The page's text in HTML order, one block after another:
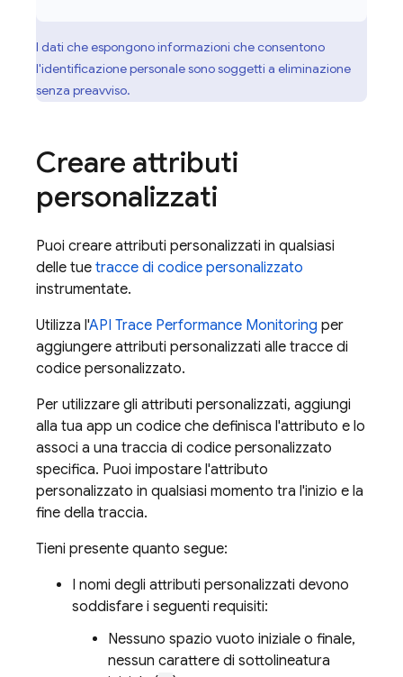
I dati che espongono informazioni che consentono
l'identificazione personale sono soggetti a eliminazione
senza preavviso.
Creare attributi
personalizzati
Puoi creare attributi personalizzati in qualsiasi
delle tue tracce di codice personalizzato
instrumentate.
Utilizza l'API Trace Performance Monitoring per
aggiungere attributi personalizzati alle tracce di
codice personalizzato.
Per utilizzare gli attributi personalizzati, aggiungi
alla tua app un codice che definisca l'attributo e lo
associ a una traccia di codice personalizzato
specifica. Puoi impostare l'attributo
personalizzato in qualsiasi momento tra l'inizio e la
fine della traccia.
Tieni presente quanto segue:
I nomi degli attributi personalizzati devono
soddisfare i seguenti requisiti:
Nessuno spazio vuoto iniziale o finale,
nessun carattere di sottolineatura